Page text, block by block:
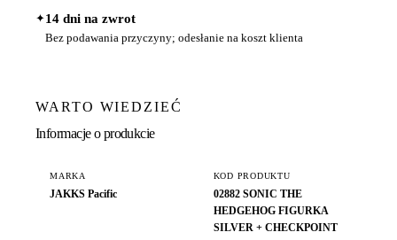
✦14 dni na zwrot
Bez podawania przyczyny; odesłanie na koszt klienta
WARTO WIEDZIEĆ
Informacje o produkcie
MARKA
JAKKS Pacific
KOD PRODUKTU
02882 SONIC THE
HEDGEHOG FIGURKA
SILVER + CHECKPOINT